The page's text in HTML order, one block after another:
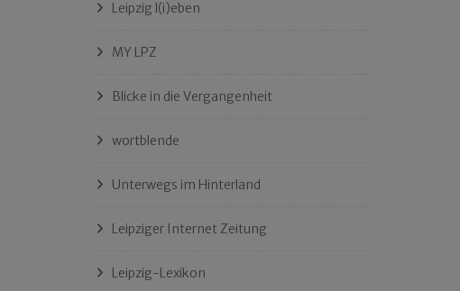
Leipzig l(i)eben
MY LPZ
Blicke in die Vergangenheit
wortblende
Unterwegs im Hinterland
Leipziger Internet Zeitung
Leipzig-Lexikon